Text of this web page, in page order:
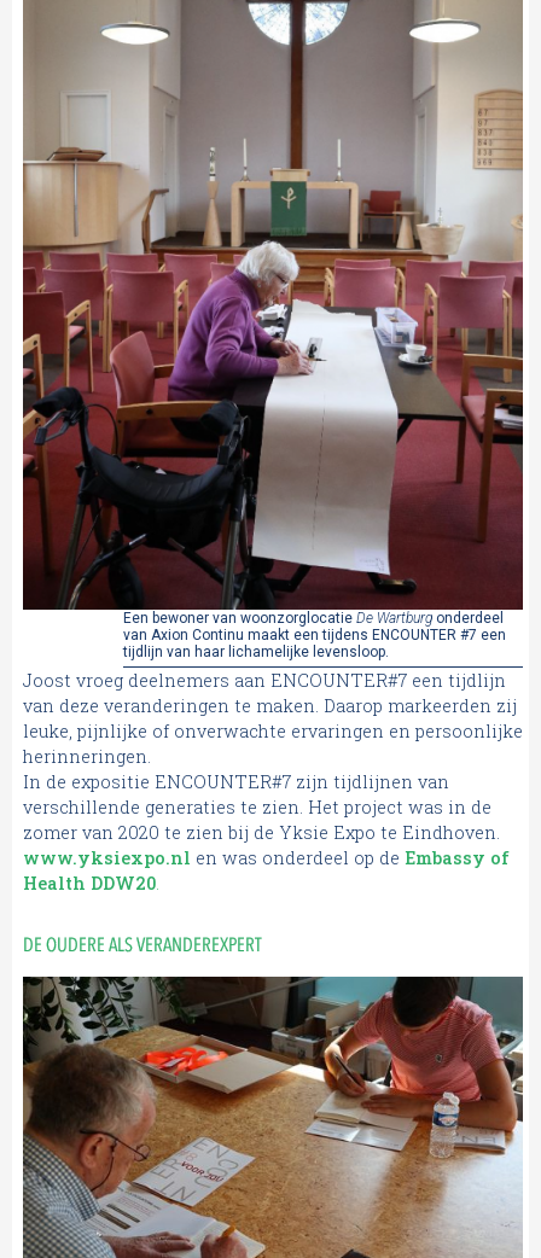
Een bewoner van woonzorglocatie De Wartburgonderdeel
van Axion Continu maakt een tijdens ENCOUNTER #7 een
tijdlijn van haar lichamelijke levensloop.
Joost vroeg deelnemers aan ENCOUNTER#7 een tijdlijn
van deze veranderingen te maken. Daarop markeerden zij
leuke, pijnlijke of onverwachte ervaringen en persoonlijke
herinneringen.
In de expositie ENCOUNTER#7 zijn tijdlijnen van
verschillende generaties te zien. Het project was in de
zomer van 2020 te zien bij de Yksie Expo te Eindhoven.
www.yksiexpo.nl en was onderdeel op de Embassy of
Health DDW20.
DE OUDERE ALS VERANDEREXPERT